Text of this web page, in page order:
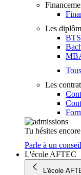
Les
BTS
Les
Tu hésites
Parle à un
L'école AFTEC
L'école